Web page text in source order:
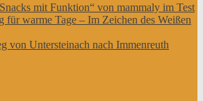
mit Funktion“ von mammaly im Test
für warme Tage – Im Zeichen des Weißen
von Untersteinach nach Immenreuth